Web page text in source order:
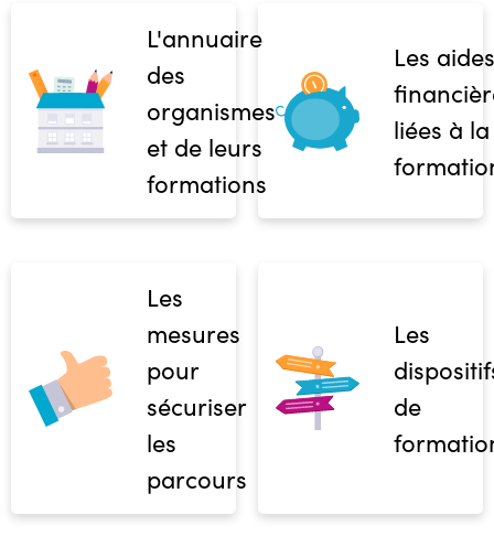
L'annuaire
des
organismes
et de leurs
formations
Les aides
liées à la
Les
mesures
pour
sécuriser
les
parcours
Les
de